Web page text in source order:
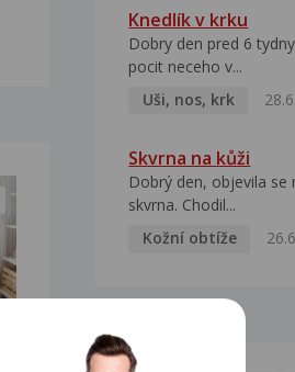
Knedlík v krku
Dobry den pred 6
pocit neceho v...
Uši, nos, krk
Skvrna na kůži
Dobrý den, objevila
skvrna. Chodil...
Kožní obtíže